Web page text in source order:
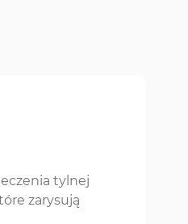
tylnej
zarysują